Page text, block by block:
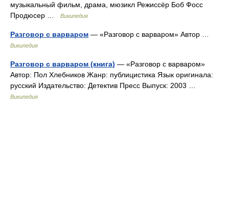
музыкальный фильм, драма, мюзикл Режиссёр Боб Фосс
Продюсер …
Википедия
Разговор с варваром — «Разговор с варваром» Автор …
Википедия
Разговор с варваром (книга) — «Разговор с варваром»
Автор: Пол Хлебников Жанр: публицистика Язык оригинала:
русский Издательство: Детектив Пресс Выпуск: 2003 …
Википедия